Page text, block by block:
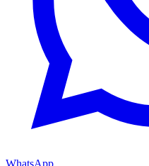
WhatsApp